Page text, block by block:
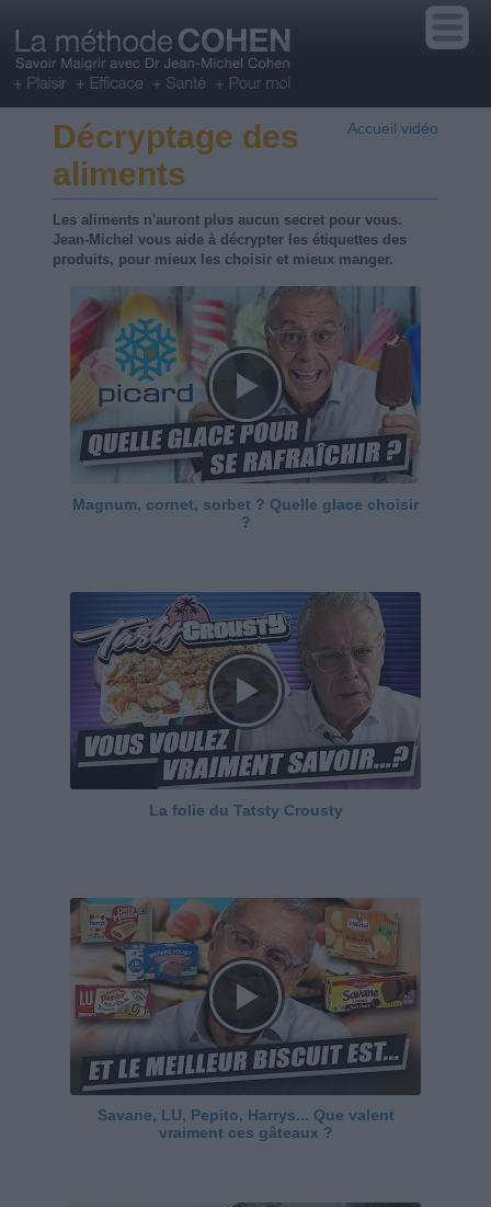
Accueil vidéo
Décryptage des
aliments
Les aliments n'auront plus aucun secret pour vous.
Jean-Michel vous aide à décrypter les étiquettes des
produits, pour mieux les choisir et mieux manger.
Magnum, cornet, sorbet ? Quelle glace choisir
?
La folie du Tatsty Crousty
Savane, LU, Pepito, Harrys... Que valent
vraiment ces gâteaux ?